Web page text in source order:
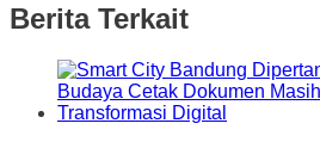
Berita Terkait